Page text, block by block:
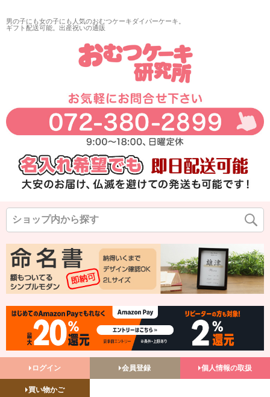
男の子にも女の子にも人気のおむつケーキダイパーケーキ。
ギフト配送可能。出産祝いの通販
ログイン 会員登録 個人情報の取扱
買い物かご
翌日発送
◆
◆
◆
◆
在庫なし商品を表示しない
バンドル販売
予約商品
予約商品のみを表示
並び順
登録順